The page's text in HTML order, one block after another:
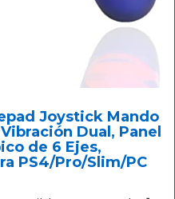
Joystick Mando
Dual, Panel
de 6 Ejes,
PS4/Pro/Slim/PC